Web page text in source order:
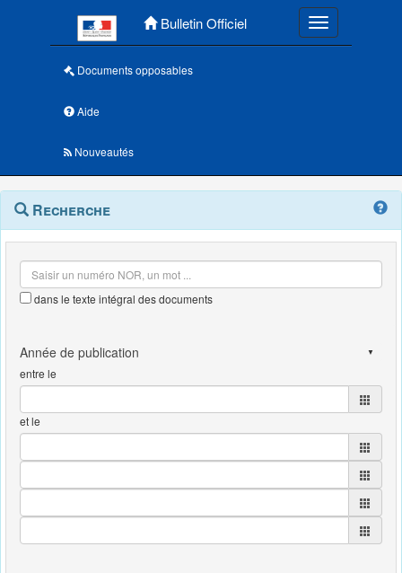
Bulletin Officiel Toggle
Documents opposables
Aide
Nouveautés
Navigation
outils
Menu
contextuel
Recherche
dans le texte intégral des documents
entre le
et le